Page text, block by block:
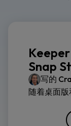
Snap
写的
随着桌面版